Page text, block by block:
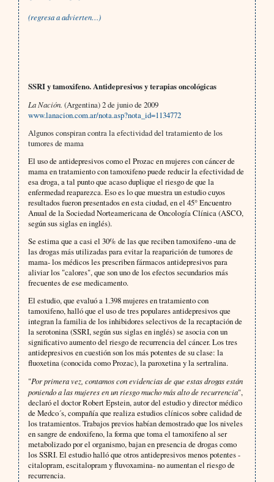
(regresa a advierten…)
SSRI y tamoxifeno. Antidepresivos y terapias oncológicas
La Nación. (Argentina) 2 de junio de 2009
www.lanacion.com.ar/nota.asp?nota_id=1134772
Algunos conspiran contra la efectividad del tratamiento de los
tumores de mama
El uso de antidepresivos como el Prozac en mujeres con cáncer de
mama en tratamiento con tamoxifeno puede reducir la efectividad de
esa droga, a tal punto que acaso duplique el riesgo de que la
enfermedad reaparezca. Eso es lo que muestra un estudio cuyos
resultados fueron presentados en esta ciudad, en el 45° Encuentro
Anual de la Sociedad Norteamericana de Oncología Clínica (ASCO,
según sus siglas en inglés).
Se estima que a casi el 30% de las que reciben tamoxifeno -una de
las drogas más utilizadas para evitar la reaparición de tumores de
mama- los médicos les prescriben fármacos antidepresivos para
aliviar los "calores", que son uno de los efectos secundarios más
frecuentes de ese medicamento.
El estudio, que evaluó a 1.398 mujeres en tratamiento con
tamoxifeno, halló que el uso de tres populares antidepresivos que
integran la familia de los inhibidores selectivos de la recaptación de
la serotonina (SSRI, según sus siglas en inglés) se asocia con un
significativo aumento del riesgo de recurrencia del cáncer. Los tres
antidepresivos en cuestión son los más potentes de su clase: la
fluoxetina (conocida como Prozac), la paroxetina y la sertralina.
"Por primera vez, contamos con evidencias de que estas drogas están
poniendo a las mujeres en un riesgo mucho más alto de recurrencia",
declaró el doctor Robert Epstein, autor del estudio y director médico
de Medco´s, compañía que realiza estudios clínicos sobre calidad de
los tratamientos. Trabajos previos habían demostrado que los niveles
en sangre de endoxifeno, la forma que toma el tamoxifeno al ser
metabolizado por el organismo, bajan en presencia de drogas como
los SSRI. El estudio halló que otros antidepresivos menos potentes -
citalopram, escitalopram y fluvoxamina- no aumentan el riesgo de
recurrencia.